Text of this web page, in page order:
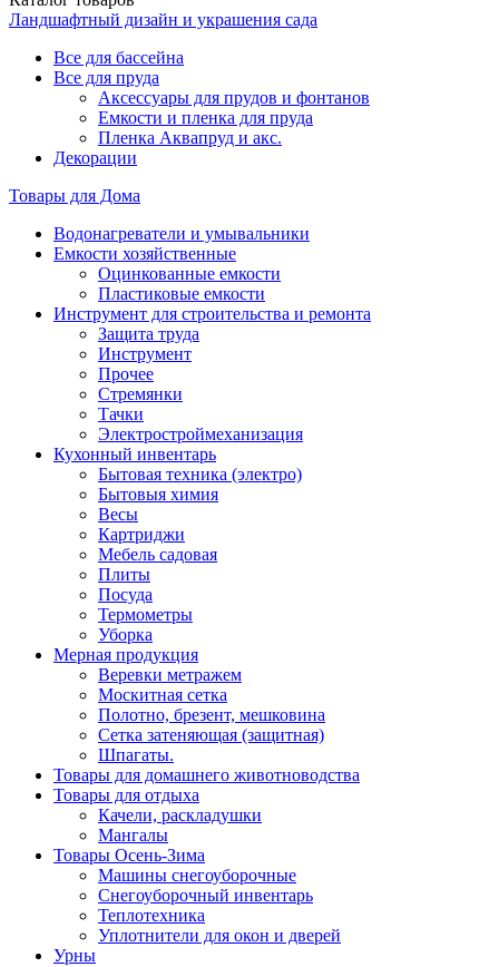
Ландшафтный дизайн и украшения сада
Все для бассейна
Все для пруда
Аксессуары для прудов и фонтанов
Емкости и пленка для пруда
Пленка Аквапруд и акс.
Декорации
Товары для Дома
Водонагреватели и умывальники
Емкости хозяйственные
Оцинкованные емкости
Пластиковые емкости
Инструмент для строительства и ремонта
Защита труда
Инструмент
Прочее
Стремянки
Тачки
Электростроймеханизация
Кухонный инвентарь
Бытовая техника (электро)
Бытовыя химия
Весы
Картриджи
Мебель садовая
Плиты
Посуда
Термометры
Уборка
Мерная продукция
Веревки метражем
Москитная сетка
Полотно, брезент, мешковина
Сетка затеняющая (защитная)
Шпагаты.
Товары для домашнего животноводства
Товары для отдыха
Качели, раскладушки
Мангалы
Товары Осень-Зима
Машины снегоуборочные
Снегоуборочный инвентарь
Теплотехника
Уплотнители для окон и дверей
Урны